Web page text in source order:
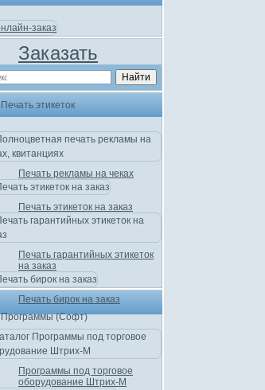
Заказать
Печать этикеток
Печать рекламы на чеках
Печать этикеток на заказ
Печать гарантийных этикеток
на заказ
Печать бирок на заказ
Программы (Софт)
Программы под торговое
оборудование Штрих-М